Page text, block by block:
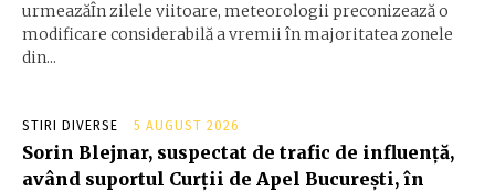
urmeazăÎn zilele viitoare, meteorologii preconizează o
modificare considerabilă a vremii în majoritatea zonele
din...
STIRI DIVERSE 5 AUGUST 2026
Sorin Blejnar, suspectat de trafic de influență,
având suportul Curții de Apel București, în